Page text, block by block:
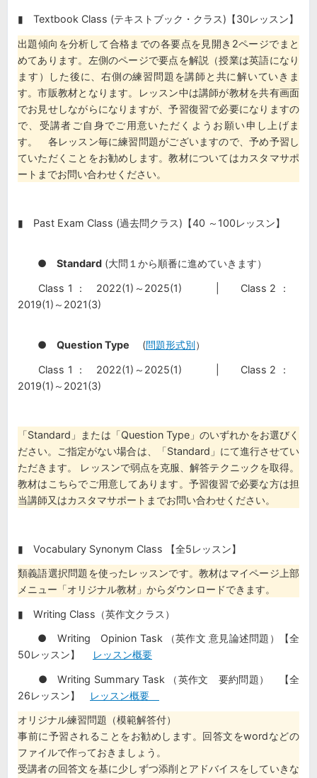
▮ Textbook Class (テキストブック・クラス)【30レッスン】
出題傾向を分析して合格までの各要点を見開き2ページでまと
めてあります。左側のページで要点を解説（授業は英語になり
ます）した後に、右側の練習問題を講師と共に解いていきま
す。市販教材となります。レッスン中は講師が教材を共有画面
でお見せしながらになりますが、予習復習で必要になりますの
で、受講者ご自身でご用意いただくようお願い申し上げま
す。 各レッスン毎に練習問題がございますので、予め予習し
ていただくことをお勧めします。教材についてはカスタマサポ
ートまでお問い合わせください。
▮ Past Exam Class (過去問クラス)【40 ～100レッスン】
● Standard (大問１から順番に進めていきます）
Class 1 ： 2022(1)～2025(1) | Class 2 ：
2019(1)～2021(3)
● Question Type (問題形式別）
Class 1 ： 2022(1)～2025(1) | Class 2 ：
2019(1)～2021(3)
「Standard」または「Question Type」のいずれかをお選びく
ださい。ご指定がない場合は、「Standard」にて進行させてい
ただきます。 レッスンで弱点を克服、解答テクニックを取得。
教材はこちらでご用意してあります。予習復習で必要な方は担
当講師又はカスタマサポートまでお問い合わせください。
▮ Vocabulary Synonym Class 【全5レッスン】
類義語選択問題を使ったレッスンです。教材はマイページ上部
メニュー「オリジナル教材」からダウンロードできます。
▮ Writing Class（英作文クラス）
● Writing Opinion Task （英作文 意見論述問題）【全
50レッスン】
レッスン概要
● Writing Summary Task （英作文 要約問題） 【全
26レッスン】
レッスン概要
オリジナル練習問題（模範解答付）
事前に予習されることをお勧めします。回答文をwordなどの
ファイルで作っておきましょう。
受講者の回答文を基に少しずつ添削とアドバイスをしていきな